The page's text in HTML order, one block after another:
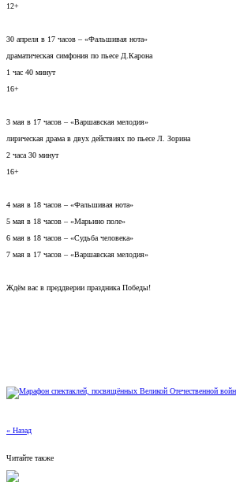
12+
30 апреля в 17 часов – «Фальшивая нота»
драматическая симфония по пьесе Д.Карона
1 час 40 минут
16+
3 мая в 17 часов – «Варшавская мелодия»
лирическая драма в двух действиях по пьесе Л. Зорина
2 часа 30 минут
16+
4 мая в 18 часов – «Фальшивая нота»
5 мая в 18 часов – «Марьино поле»
6 мая в 18 часов – «Судьба человека»
7 мая в 17 часов – «Варшавская мелодия»
Ждём вас в преддверии праздника Победы!
« Назад
Читайте также